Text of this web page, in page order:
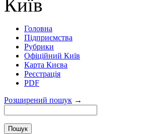
Головна
Підприємства
Рубрики
Офіційний Київ
Карта Києва
Реєстрація
PDF
Розширений пошук →